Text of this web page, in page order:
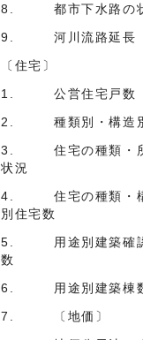
8. 都市下水路の
9. 河川流路延長
〔住宅〕
1. 公営住宅戸数
2. 種類別・構造別
3. 住宅の種類・所
状況
4. 住宅の種類・構
別住宅数
5. 用途別建築確認
数
6. 用途別建築棟
7. 〔地価〕